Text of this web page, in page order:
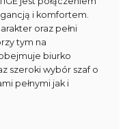
i komfortem.
oraz pełni
tym na
biurko
szeroki wybór szaf o
pełnymi jak i